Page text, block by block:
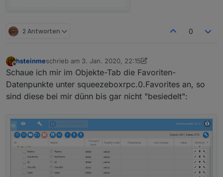
2 Antworten 0
Offline
hsteinmeschrieb am 3. Jan. 2020, 22:15
zuletzt editiert von hsteinme 1. März 2020, 23:16
Schaue ich mir im Objekte-Tab die Favoriten-
Datenpunkte unter squeezeboxrpc.0.Favorites an, so
sind diese bei mir dünn bis gar nicht "besiedelt":